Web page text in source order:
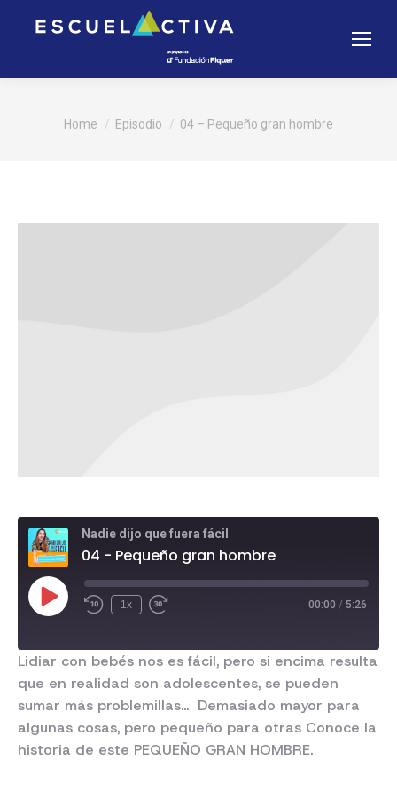
You are here:
Home Episodio 04 – Pequeño gran hombre
Nadie dijo que fuera fácil
04 - Pequeño gran hombre
1x 00:00 / 5:26
Lidiar con bebés nos es fácil, pero si encima resulta
que en realidad son adolescentes, se pueden
sumar más problemillas… Demasiado mayor para
algunas cosas, pero pequeño para otras Conoce la
historia de este PEQUEÑO GRAN HOMBRE.